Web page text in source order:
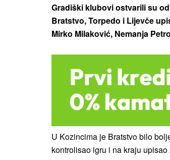
Gradiški klubovi ostvarili su
Bratstvo, Torpedo i Lijevče
Mirko Milaković, Nemanja
U Kozincima je Bratstvo bilo
kontrolisao igru i na kraju